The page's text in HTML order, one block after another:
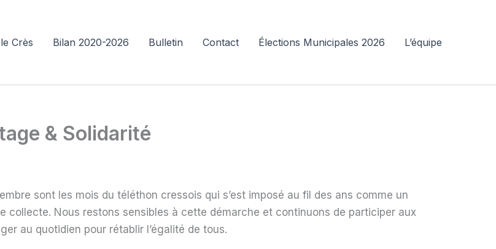
Crès Bilan 2020-2026 Bulletin Contact Élections Municipales 2026 L’équipe
& Solidarité
sont les mois du téléthon cressois qui s’est imposé au fil des ans comme un
collecte. Nous restons sensibles à cette démarche et continuons de participer aux
au quotidien pour rétablir l’égalité de tous.